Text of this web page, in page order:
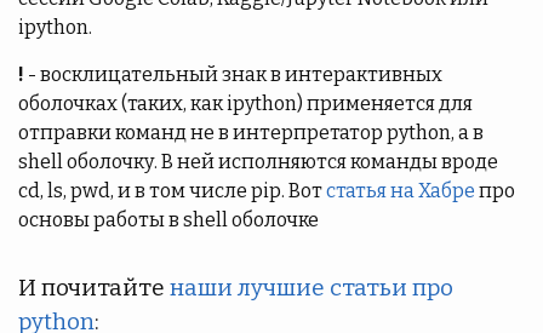
ipython.
! - восклицательный знак в интерактивных
оболочках (таких, как ipython) применяется для
отправки команд не в интерпретатор python, а в
shell оболочку. В ней исполняются команды вроде
cd, ls, pwd, и в том числе pip. Вотстатья на Хабре про
основы работы в shell оболочке
И почитайте наши лучшие статьи про
python: